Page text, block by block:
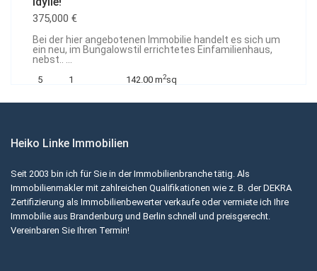
375,000 €
Bei der hier angebotenen Immobilie handelt es sich um
ein neu, im Bungalowstil errichtetes Einfamilienhaus,
nebst..
5 1 142.00 m2sq
Heiko Linke Immobilien
Seit 2003 bin ich für Sie in der Immobilienbranche tätig. Als
Immobilienmakler mit zahlreichen Qualifikationen wie z. B. der DEKRA
Zertifizierung als Immobilienbewerter verkaufe oder vermiete ich Ihre
Immobilie aus Brandenburg und Berlin schnell und preisgerecht.
Vereinbaren Sie Ihren Termin!